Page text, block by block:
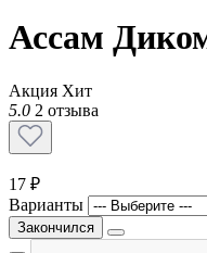
Ассам
Акция Хит
5.0 2 отзыва
17 ₽
Варианты
Закончился